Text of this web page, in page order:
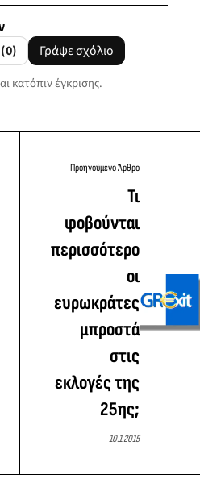
(0) Γράψε σχόλιο
κατόπιν έγκρισης.
Προηγούμενο Άρθρο
Τι
φοβούνται
περισσότερο
οι
ευρωκράτες
μπροστά
στις
εκλογές της
25ης;
10.1.2015